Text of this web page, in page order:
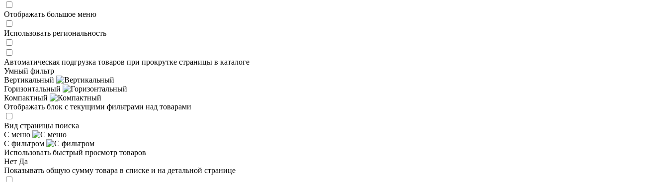
Отображать большое меню
Использовать региональность
Автоматическая подгрузка товаров при прокрутке страницы в каталоге
Умный фильтр
Вертикальный
Горизонтальный
Компактный
Отображать блок с текущими фильтрами над товарами
Вид страницы поиска
С меню
С фильтром
Использовать быстрый просмотр товаров
Нет Да
Показывать общую сумму товара в списке и на детальной странице